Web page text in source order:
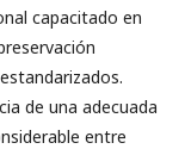
capacitado en
de una adecuada
entre